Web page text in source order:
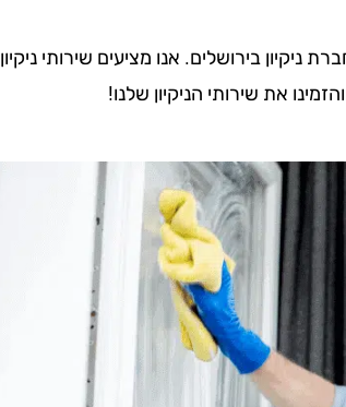
בירושלים. אנו מציעים שירותי ניקיון
את שירותי הניקיון שלנו!